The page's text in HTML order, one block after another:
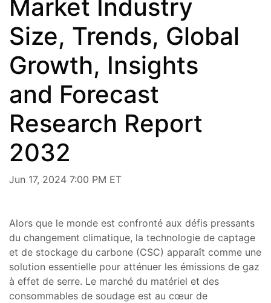
Market Industry
Size, Trends, Global
Growth, Insights
and Forecast
Research Report
2032
Jun 17, 2024 7:00 PM ET
Alors que le monde est confronté aux défis pressants
du changement climatique, la technologie de captage
et de stockage du carbone (CSC) apparaît comme une
solution essentielle pour atténuer les émissions de gaz
à effet de serre. Le marché du matériel et des
consommables de soudage est au cœur de